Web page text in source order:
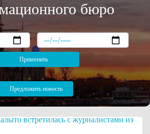
бюро
Предложить новость